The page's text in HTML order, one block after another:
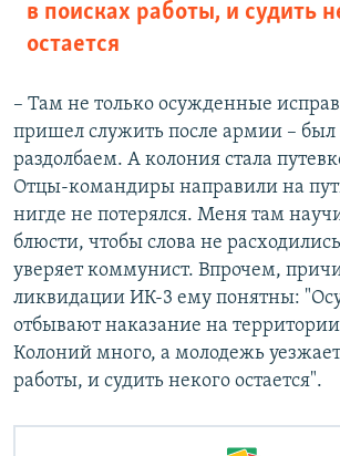
в поисках работы, и судить
остается
– Там не только осужденные
пришел служить после армии –
раздолбаем. А колония стала
Отцы-командиры направили на
нигде не потерялся. Меня там
блюсти, чтобы слова не
уверяет коммунист. Впрочем,
ликвидации ИК-3 ему понятны:
отбывают наказание на
Колоний много, а молодежь
работы, и судить некого остается".